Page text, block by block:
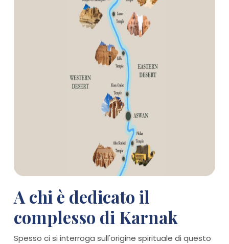
A chi è dedicato il
complesso di Karnak
Spesso ci si interroga sull'origine spirituale di questo